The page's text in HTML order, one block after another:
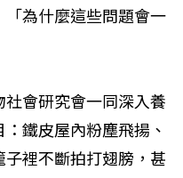
為什麼這些問題會一
會研究會一同深入養
鐵皮屋內粉塵飛揚、
裡不斷拍打翅膀，甚